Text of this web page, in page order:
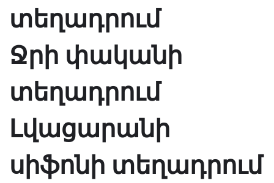
տեղադրում
Ջրի փականի
տեղադրում
Լվացարանի
սիֆոնի տեղադրում